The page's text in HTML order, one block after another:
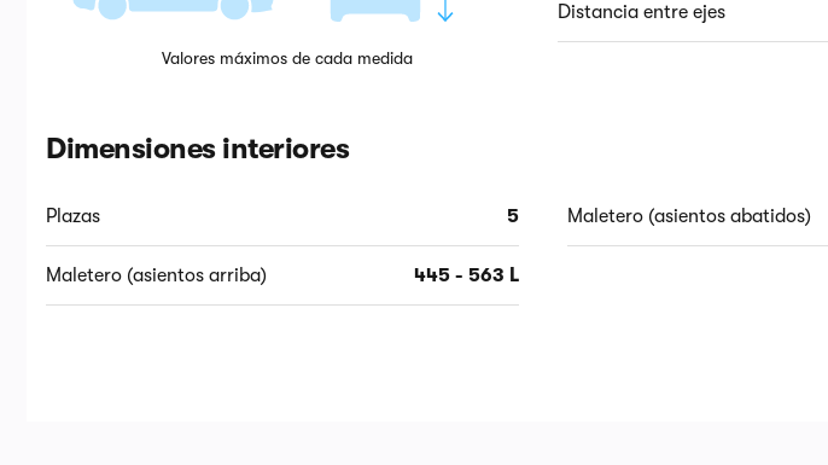
Valores máximos de cada medida
Distancia entre ejes
Dimensiones interiores
Plazas 5
Maletero (asientos arriba) 445 - 563 L
Maletero (asientos abatidos)